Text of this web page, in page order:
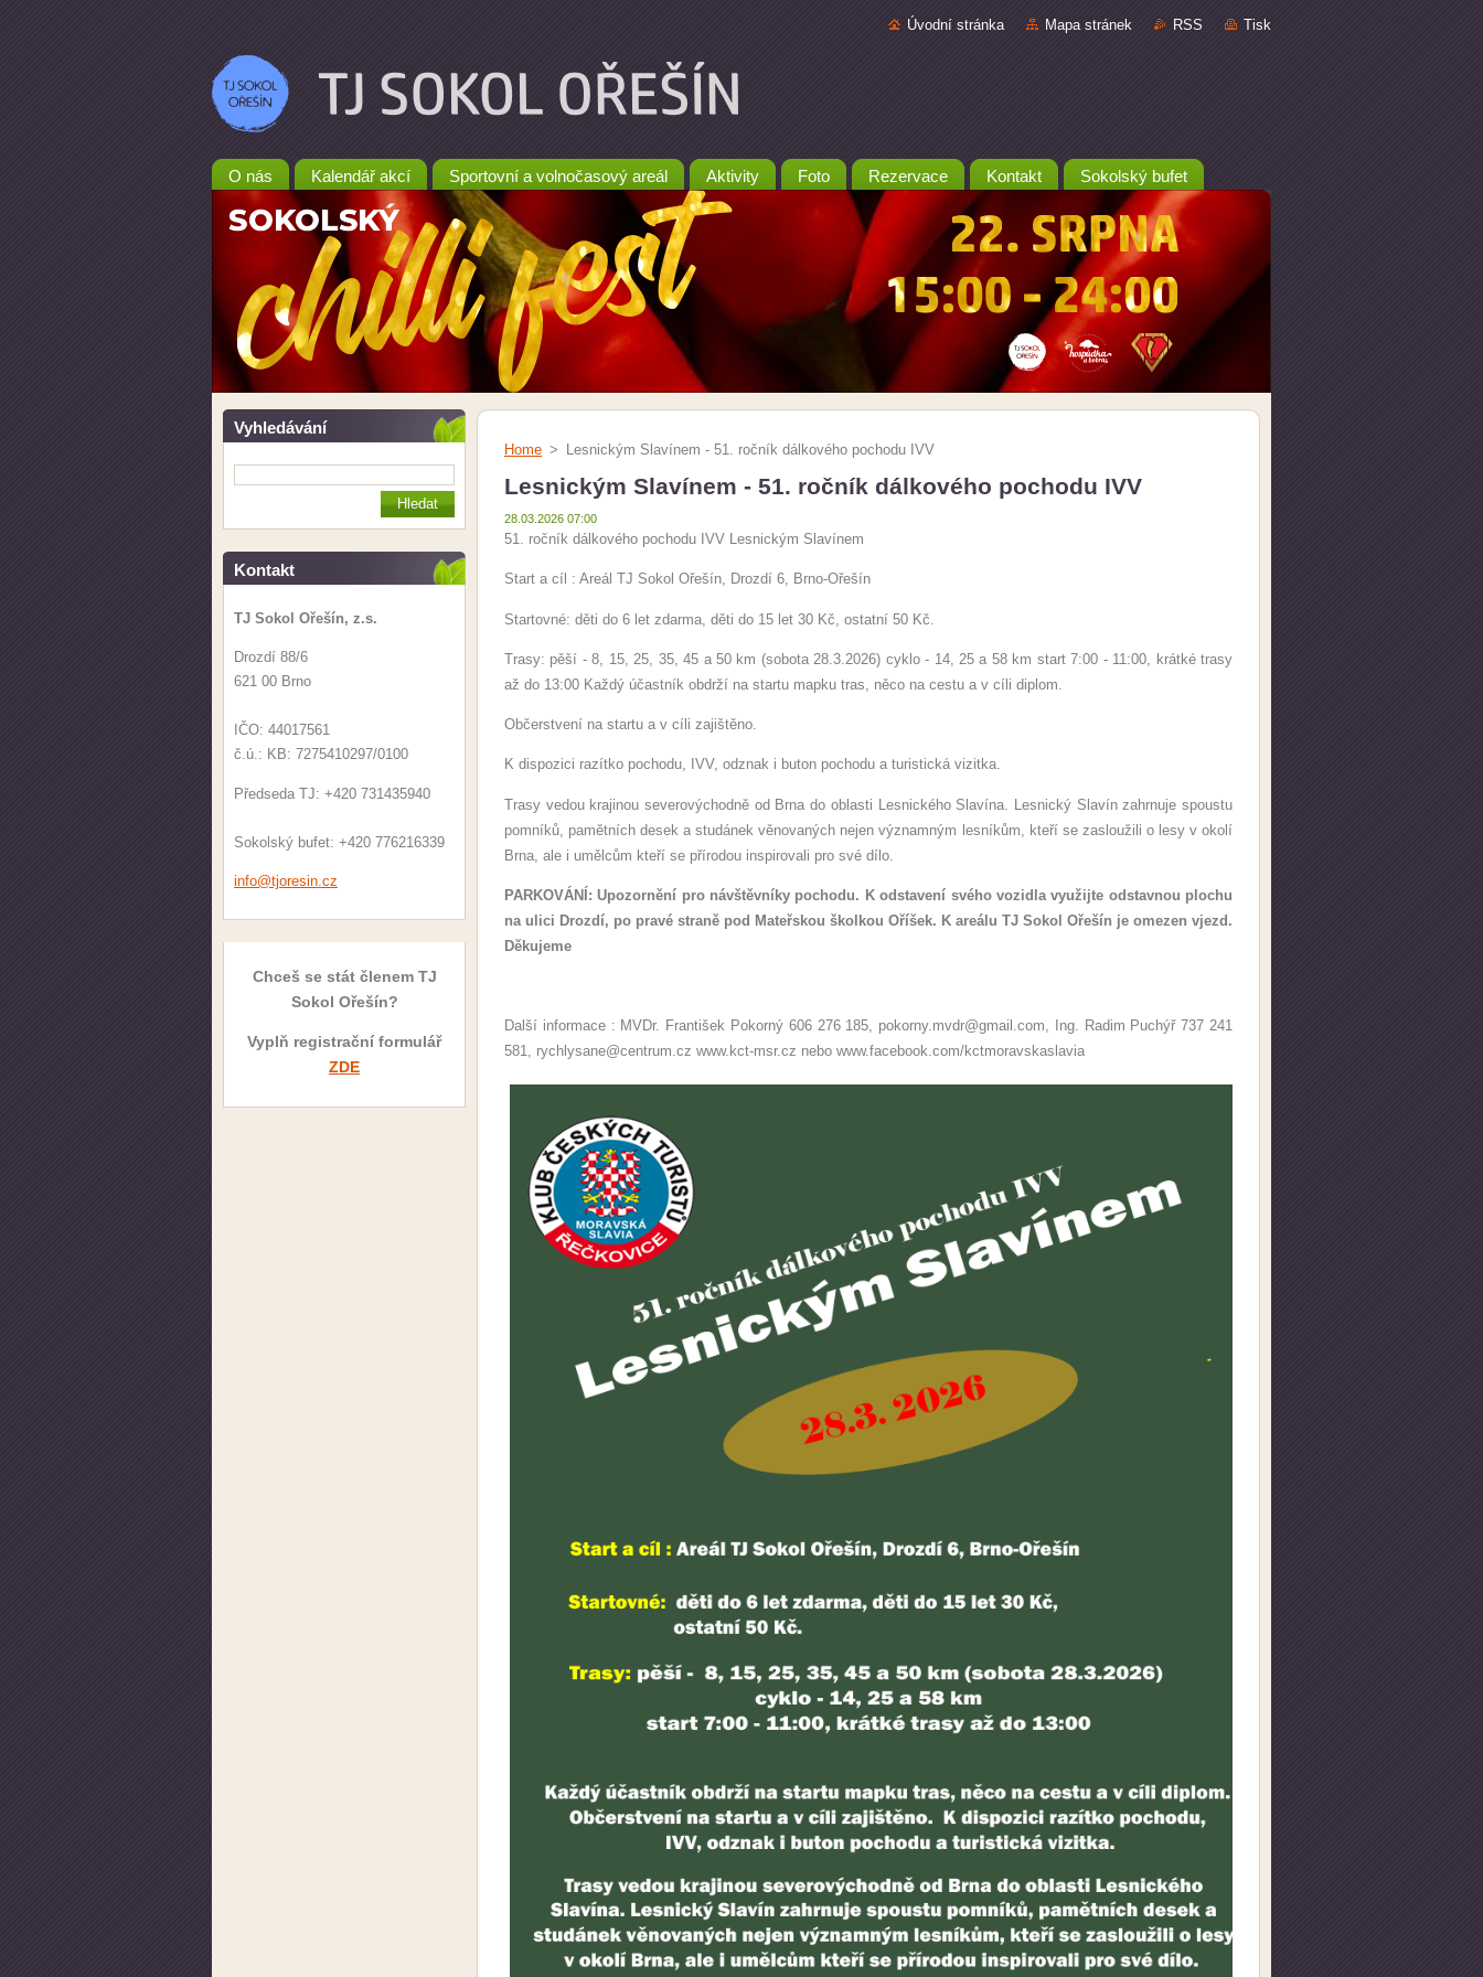
Úvodní stránka Mapa stránek RSS Tisk
O nás Kalendář akcí Sportovní a volnočasový areál Aktivity Foto Rezervace Kontakt Sokolský bufet
Vyhledávání
Kontakt
TJ Sokol Ořešín, z.s.
Drozdí 88/6
621 00 Brno
IČO: 44017561
č.ú.: KB: 7275410297/0100
Předseda TJ: +420 731435940
Sokolský bufet: +420 776216339
info@tjoresin.cz
Chceš se stát členem TJ
Sokol Ořešín?
Vyplň registrační formulář
ZDE
Home > Lesnickým Slavínem - 51. ročník dálkového pochodu IVV
Lesnickým Slavínem - 51. ročník dálkového pochodu IVV
28.03.2026 07:00
51. ročník dálkového pochodu IVV Lesnickým Slavínem
Start a cíl : Areál TJ Sokol Ořešín, Drozdí 6, Brno-Ořešín
Startovné: děti do 6 let zdarma, děti do 15 let 30 Kč, ostatní 50 Kč.
Trasy: pěší - 8, 15, 25, 35, 45 a 50 km (sobota 28.3.2026) cyklo - 14, 25 a 58 km start 7:00 - 11:00, krátké trasy
až do 13:00 Každý účastník obdrží na startu mapku tras, něco na cestu a v cíli diplom.
Občerstvení na startu a v cíli zajištěno.
K dispozici razítko pochodu, IVV, odznak i buton pochodu a turistická vizitka.
Trasy vedou krajinou severovýchodně od Brna do oblasti Lesnického Slavína. Lesnický Slavín zahrnuje spoustu
pomníků, pamětních desek a studánek věnovaných nejen významným lesníkům, kteří se zasloužili o lesy v okolí
Brna, ale i umělcům kteří se přírodou inspirovali pro své dílo.
PARKOVÁNÍ: Upozornění pro návštěvníky pochodu. K odstavení svého vozidla využijte odstavnou plochu
na ulici Drozdí, po pravé straně pod Mateřskou školkou Oříšek. K areálu TJ Sokol Ořešín je omezen vjezd.
Děkujeme
Další informace : MVDr. František Pokorný 606 276 185, pokorny.mvdr@gmail.com, Ing. Radim Puchýř 737 241
581, rychlysane@centrum.cz www.kct-msr.cz nebo www.facebook.com/kctmoravskaslavia